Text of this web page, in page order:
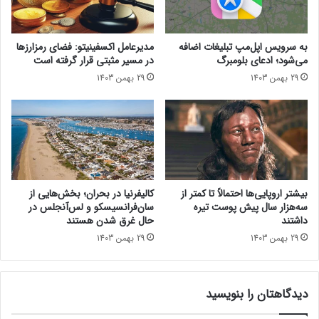
د
۷
۲
۵
م
ی
ل
ی
و
د
ل
ر
ی
خ
ی
د
S
x
8
ب
ی
ن
ه‌
ت
ر
ا
س
؟
به سرویس اپل‌مپ تبلیغات اضافه
می‌شود؛ ادعای بلومبرگ
29 بهمن 1403
مدیرعامل اکسفینیتو:‌ فضای رمزارزها
در مسیر مثبتی قرار گرفته است
29 بهمن 1403
بیشتر اروپایی‌ها احتمالاً تا کمتر از
سه‌هزار سال پیش پوست تیره
داشتند
29 بهمن 1403
کالیفرنیا در بحران؛ بخش‌هایی از
سان‌فرانسیسکو و لس‌آنجلس در
حال غرق شدن هستند
29 بهمن 1403
دیدگاهتان را بنویسید